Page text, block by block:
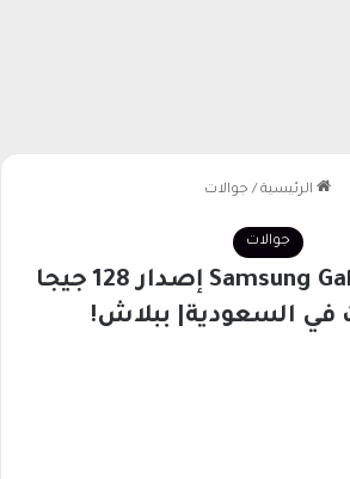
الرئيسية / جوالات
جوالات
سعر Samsung Galaxy A15 إصدار 128 جيجا